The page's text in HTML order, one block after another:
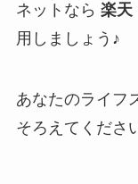
ネットなら 楽天
用しましょう♪
あなたのライフ
そろえてくださ